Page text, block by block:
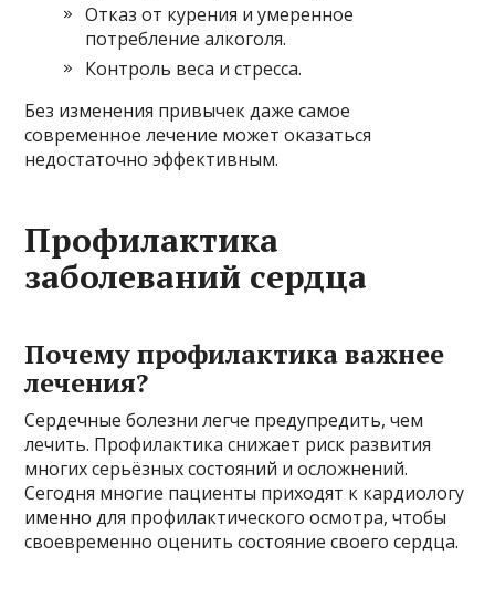
Отказ от курения и умеренное
потребление алкоголя.
Контроль веса и стресса.
Без изменения привычек даже самое
современное лечение может оказаться
недостаточно эффективным.
Профилактика
заболеваний сердца
Почему профилактика важнее
лечения?
Сердечные болезни легче предупредить, чем
лечить. Профилактика снижает риск развития
многих серьёзных состояний и осложнений.
Сегодня многие пациенты приходят к кардиологу
именно для профилактического осмотра, чтобы
своевременно оценить состояние своего сердца.